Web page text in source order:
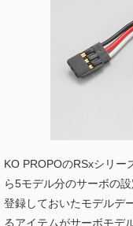
KO PROPOのRSxシリー
ら5モデル分のサーボの
登録しておいたモデルデ
るアイテムがサーボモデ